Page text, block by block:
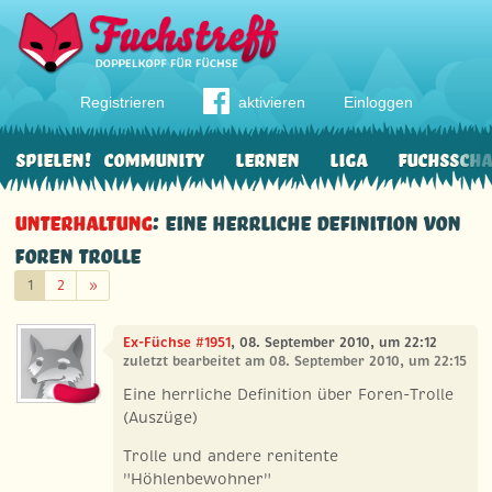
Registrieren aktivieren Einloggen
Community Lernen Liga
Spielen!
Unterhaltung: Eine herrliche Definition von
Foren Trolle
1 2 »Weiter
Ex-Füchse #1951, 08. September 2010, um 22:12
zuletzt bearbeitet am 08. September 2010, um 22:15
Eine herrliche Definition über Foren-Trolle
(Auszüge)
Trolle und andere renitente
"Höhlenbewohner"